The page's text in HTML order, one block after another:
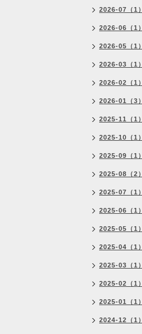
2026-07（1）
2026-06（1）
2026-05（1）
2026-03（1）
2026-02（1）
2026-01（3）
2025-11（1）
2025-10（1）
2025-09（1）
2025-08（2）
2025-07（1）
2025-06（1）
2025-05（1）
2025-04（1）
2025-03（1）
2025-02（1）
2025-01（1）
2024-12（1）